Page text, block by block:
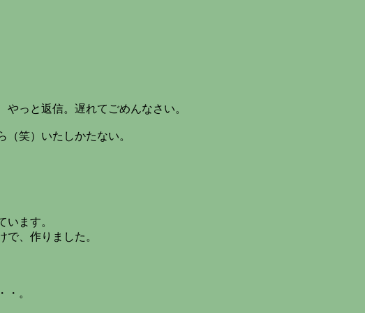
っと返信。遅れてごめんなさい。
笑）いたしかたない。
ます。
、作りました。
。